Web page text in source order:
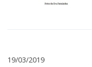
19/03/2019